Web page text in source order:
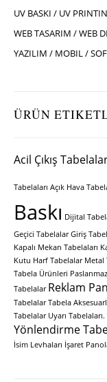
UV BASKI / UV
WEB TASARIM / WEB
YAZILIM / MOBIL /
ÜRÜN
Acil Çıkış
Tabelaları Açık Hava
Baskı Dijital
Geçici Tabelalar Giriş
Kapalı Mekan Tabelaları
Kutu Harf Tabelalar Metal
Tabela Ürünleri
Tabelalar Reklam
Tabelalar Tabela
Tabelalar Uyarı Tabelaları.
Yönlendirme
İsim Levhaları İşaret